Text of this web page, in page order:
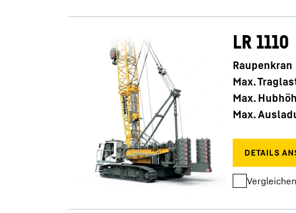
LR 1110
Raupenkran
Max.
Max.
Max.
Vergleichen